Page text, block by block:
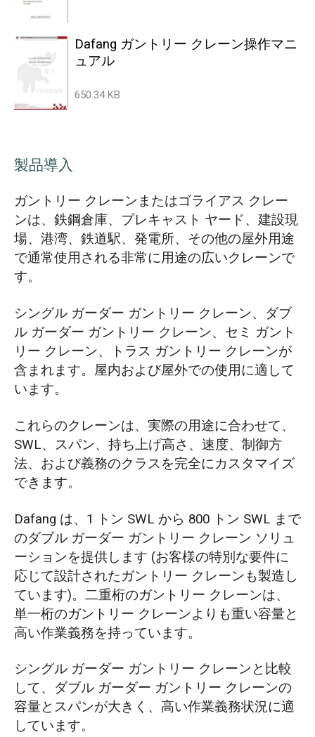
Dafang ガントリー クレーン操作マニ
ュアル
650.34 KB
製品導入
ガントリー クレーンまたはゴライアス クレー
ンは、鉄鋼倉庫、プレキャスト ヤード、建設現
場、港湾、鉄道駅、発電所、その他の屋外用途
で通常使用される非常に用途の広いクレーンで
す。
シングル ガーダー ガントリー クレーン、ダブ
ル ガーダー ガントリー クレーン、セミ ガント
リー クレーン、トラス ガントリー クレーンが
含まれます。屋内および屋外での使用に適して
います。
これらのクレーンは、実際の用途に合わせて、
SWL、スパン、持ち上げ高さ、速度、制御方
法、および義務のクラスを完全にカスタマイズ
できます。
Dafang は、1 トン SWL から 800 トン SWL まで
のダブル ガーダー ガントリー クレーン ソリュ
ーションを提供します (お客様の特別な要件に
応じて設計されたガントリー クレーンも製造し
ています)。二重桁のガントリー クレーンは、
単一桁のガントリー クレーンよりも重い容量と
高い作業義務を持っています。
シングル ガーダー ガントリー クレーンと比較
して、ダブル ガーダー ガントリー クレーンの
容量とスパンが大きく、高い作業義務状況に適
しています。